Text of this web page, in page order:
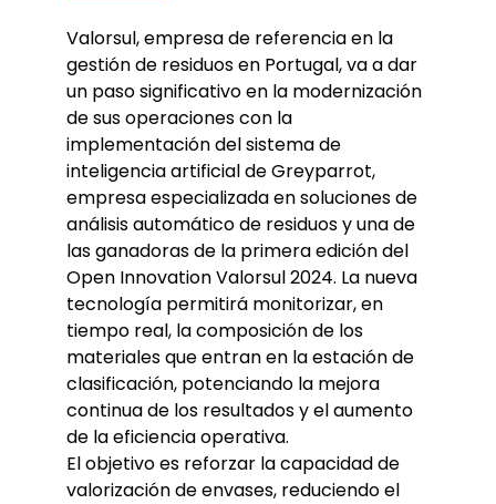
Valorsul, empresa de referencia en la
gestión de residuos en Portugal, va a dar
un paso significativo en la modernización
de sus operaciones con la
implementación del sistema de
inteligencia artificial de Greyparrot,
empresa especializada en soluciones de
análisis automático de residuos y una de
las ganadoras de la primera edición del
Open Innovation Valorsul 2024. La nueva
tecnología permitirá monitorizar, en
tiempo real, la composición de los
materiales que entran en la estación de
clasificación, potenciando la mejora
continua de los resultados y el aumento
de la eficiencia operativa.
El objetivo es reforzar la capacidad de
valorización de envases, reduciendo el